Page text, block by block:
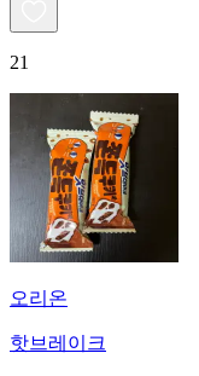
21
오리온
핫브레이크